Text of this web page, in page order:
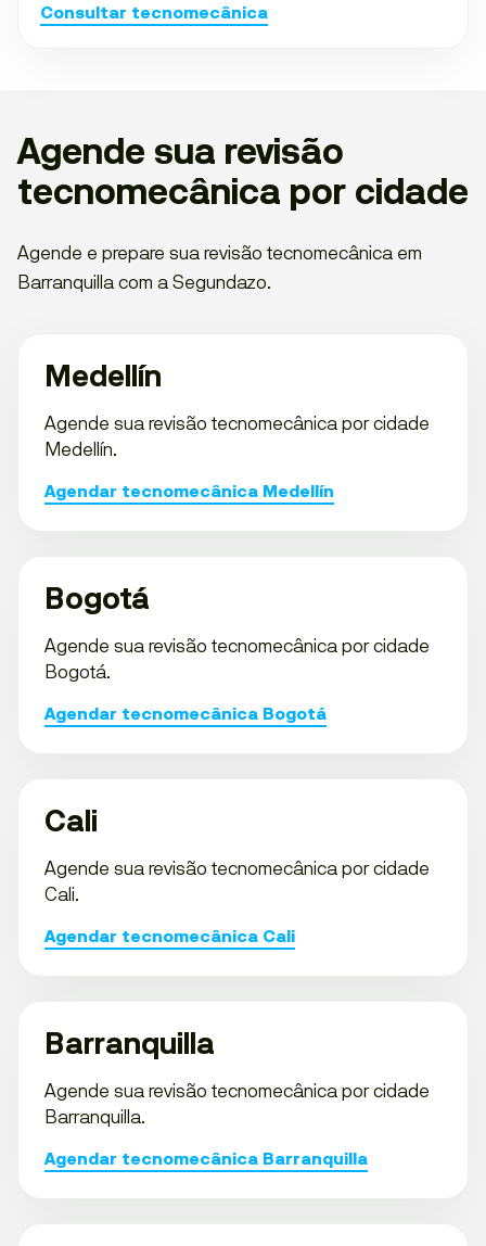
Consultar tecnomecânica
Agende sua revisão
tecnomecânica por cidade
Agende e prepare sua revisão tecnomecânica em
Barranquilla com a Segundazo.
Medellín
Agende sua revisão tecnomecânica por cidade
Medellín.
Agendar tecnomecânica Medellín
Bogotá
Agende sua revisão tecnomecânica por cidade
Bogotá.
Agendar tecnomecânica Bogotá
Cali
Agende sua revisão tecnomecânica por cidade
Cali.
Agendar tecnomecânica Cali
Barranquilla
Agende sua revisão tecnomecânica por cidade
Barranquilla.
Agendar tecnomecânica Barranquilla